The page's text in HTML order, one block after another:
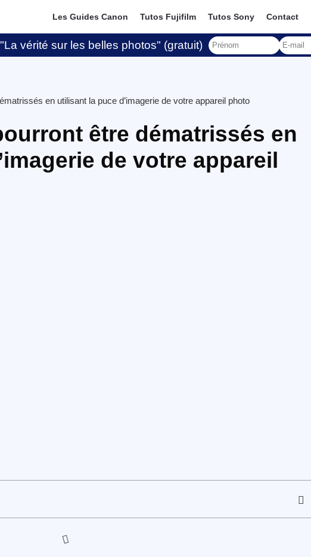
Les Guides Canon Tutos Fujifilm Tutos Sony Contact
vérité sur les belles photos" (gratuit)
en utilisant la puce d’imagerie de votre appareil photo
être dématrissés en
de votre appareil